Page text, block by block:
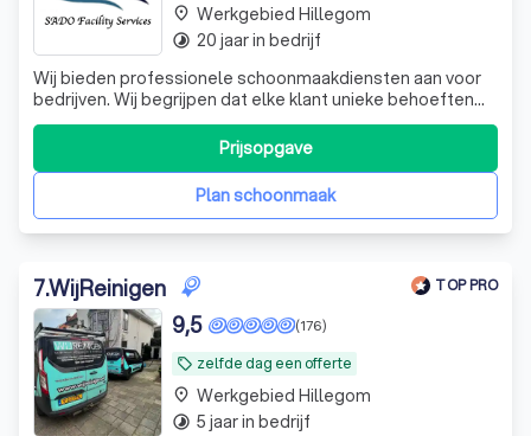
Wij bieden professionele schoonmaakdiensten aan voor
bedrijven. Wij begrijpen dat elke klant unieke behoeften
heeft en daarom bieden wij flexibele schoonmaak plannen
Plan schoonmaak
Prijsopgave
place Werkgebied Hillegom
timelapse 20 jaar in bedrijf
7.WijReinigen TOP PRO
local_offer zelfde dag een offerte
(176)
9,5
place Werkgebied Hillegom
timelapse 5 jaar in bedrijf